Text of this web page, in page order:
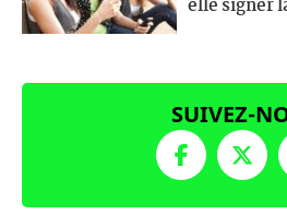
elle signer
SUIVEZ-